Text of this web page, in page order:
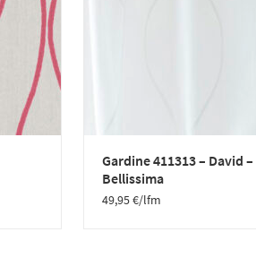
Gardine 411313 – David –
Bellissima
49,95€/lfm